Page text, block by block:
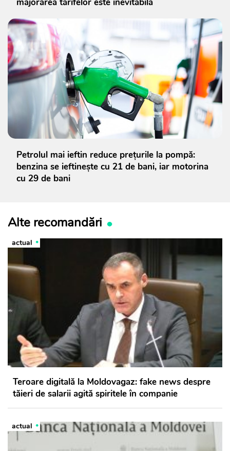
Petrolul mai ieftin reduce prețurile la pompă:
benzina se ieftinește cu 21 de bani, iar motorina
cu 29 de bani
Alte recomandări
actual
Teroare digitală la Moldovagaz: fake news despre
tăieri de salarii agită spiritele în companie
actual